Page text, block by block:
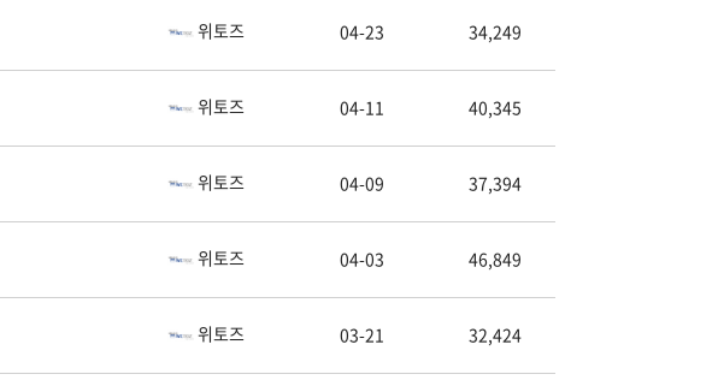
위토즈 04-23 34,249
위토즈 04-11 40,345
위토즈 04-09 37,394
위토즈 04-03 46,849
위토즈 03-21 32,424